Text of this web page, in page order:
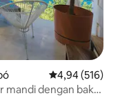
Nilai rata-rata
4,94 (516)
mandi dengan bak